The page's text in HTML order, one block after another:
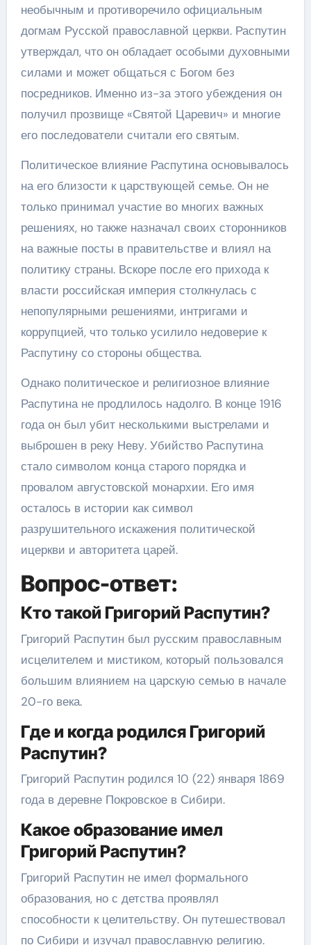
необычным и противоречило официальным
догмам Русской православной церкви. Распутин
утверждал, что он обладает особыми духовными
силами и может общаться с Богом без
посредников. Именно из-за этого убеждения он
получил прозвище «Святой Царевич» и многие
его последователи считали его святым.
Политическое влияние Распутина основывалось
на его близости к царствующей семье. Он не
только принимал участие во многих важных
решениях, но также назначал своих сторонников
на важные посты в правительстве и влиял на
политику страны. Вскоре после его прихода к
власти российская империя столкнулась с
непопулярными решениями, интригами и
коррупцией, что только усилило недоверие к
Распутину со стороны общества.
Однако политическое и религиозное влияние
Распутина не продлилось надолго. В конце 1916
года он был убит несколькими выстрелами и
выброшен в реку Неву. Убийство Распутина
стало символом конца старого порядка и
провалом августовской монархии. Его имя
осталось в истории как символ
разрушительного искажения политической
ицеркви и авторитета царей.
Вопрос-ответ:
Кто такой Григорий Распутин?
Григорий Распутин был русским православным
исцелителем и мистиком, который пользовался
большим влиянием на царскую семью в начале
20-го века.
Где и когда родился Григорий
Распутин?
Григорий Распутин родился 10 (22) января 1869
года в деревне Покровское в Сибири.
Какое образование имел
Григорий Распутин?
Григорий Распутин не имел формального
образования, но с детства проявлял
способности к целительству. Он путешествовал
по Сибири и изучал православную религию.